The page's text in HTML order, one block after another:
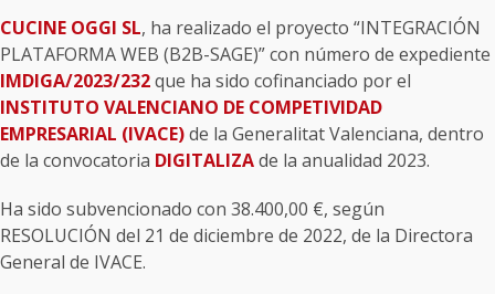
CUCINE OGGI SL, ha realizado el proyecto “INTEGRACIÓN
PLATAFORMA WEB (B2B-SAGE)” con número de expediente
IMDIGA/2023/232que ha sido cofinanciado por el
INSTITUTO VALENCIANO DE COMPETIVIDAD
EMPRESARIAL (IVACE)de la Generalitat Valenciana, dentro
de la convocatoria DIGITALIZAde la anualidad 2023.
Ha sido subvencionado con 38.400,00 €, según
RESOLUCIÓN del 21 de diciembre de 2022, de la Directora
General de IVACE.